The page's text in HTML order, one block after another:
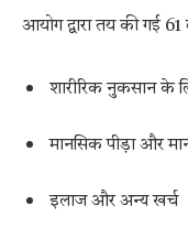
आयोग द्वारा तय की गई
शारीरिक नुकसान के
मानसिक पीड़ा और
इलाज और अन्य खर्च